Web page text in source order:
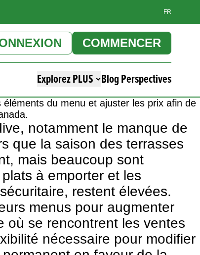
FR
COMMENCER
Explorez PLUS Blog Perspectives
du menu et ajuster les prix afin de
notamment le manque de
que la saison des terrasses
mais beaucoup sont
à emporter et les
restent élevées.
menus pour augmenter
où se rencontrent les ventes
nécessaire pour modifier